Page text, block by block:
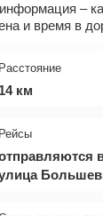
–
и время в
Расстояние
14 км
Рейсы